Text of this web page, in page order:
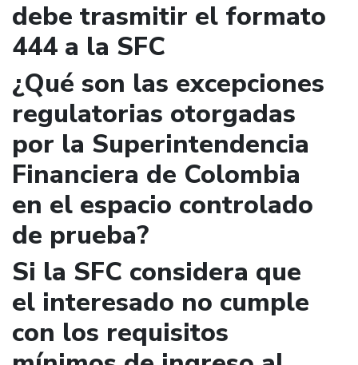
debe trasmitir el formato
444 a la SFC
¿Qué son las excepciones
regulatorias otorgadas
por la Superintendencia
Financiera de Colombia
en el espacio controlado
de prueba?
Si la SFC considera que
el interesado no cumple
con los requisitos